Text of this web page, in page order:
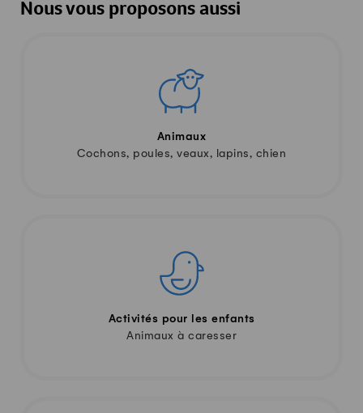
Nous vous proposons aussi
Animaux
Cochons, poules, veaux, lapins, chien
Activités pour les enfants
Animaux à caresser